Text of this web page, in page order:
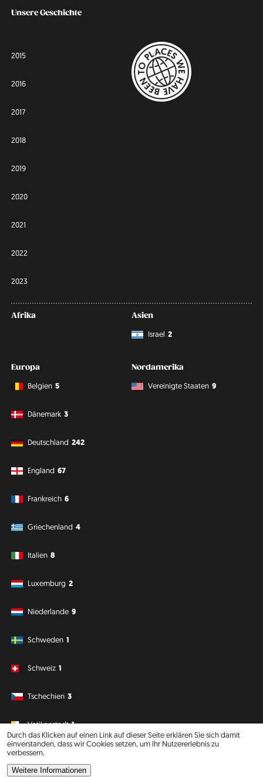
Durch das Klicken auf einen Link auf dieser Seite erklären Sie sich damit
einverstanden, dass wir Cookies setzen, um Ihr Nutzererlebnis zu
verbessern.
Weitere Informationen
Unsere Geschichte
2015
2016
2017
2018
2019
2020
2021
2022
2023
Afrika
Asien
Israel 2
Europa
Belgien 5
Dänemark 3
Deutschland 242
England 67
Frankreich 6
Griechenland 4
Italien 8
Luxemburg 2
Niederlande 9
Schweden 1
Schweiz 1
Tschechien 3
Vatikanstadt 1
Nordamerika
Vereinigte Staaten 9
Südamerika
Philipp J. Conrad ·